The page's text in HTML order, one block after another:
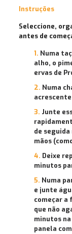
Instruções
Seleccione,
antes de
Numa
alho, o
ervas de
Numa
Junte
de seguida
mãos
Deixe
minutos
Numa
e junte
começar a
que não
minutos na
panela